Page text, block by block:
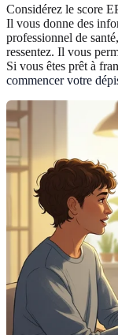
Considérez le score
Il vous donne des
professionnel de
ressentez. Il vous
Si vous êtes prêt à
commencer votre